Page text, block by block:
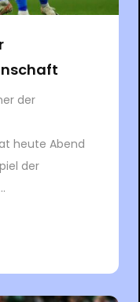
der
heute Abend
der